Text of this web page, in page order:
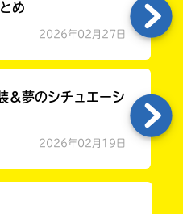
め
2026年02月27日
＆夢のシチュエーシ
2026年02月19日